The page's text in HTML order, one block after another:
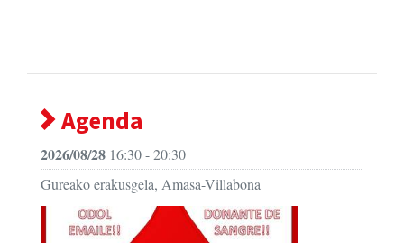
Agenda
2026/08/28 16:30 - 20:30
Gureako erakusgela, Amasa-Villabona